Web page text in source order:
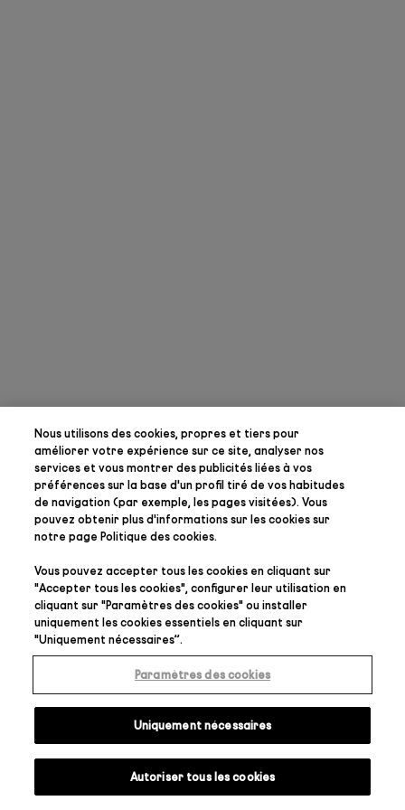
Nous utilisons des cookies, propres et tiers pour
améliorer votre expérience sur ce site, analyser nos
services et vous montrer des publicités liées à vos
préférencessur la base d'un profil tiré de vos habitudes
de navigation (par exemple, les pages visitées). Vous
pouvez obtenir plus d'informations sur les cookies sur
notre pagePolitique des cookies.
Vous pouvez accepter tous les cookies en cliquant sur
"Accepter tous les cookies", configurer leur utilisation en
cliquant sur "Paramètres des cookies" ou installer
uniquement les cookies essentiels en cliquant sur
"Uniquement nécessaires”.
Paramètres des cookies
Uniquement nécessaires
Autoriser tous les cookies